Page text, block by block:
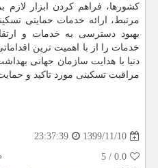
کشورها، فراهم کردن ابزار
مرتبط، ارائه خدمات حمایتی
بهبود دسترسی به خدمات و
دنیا با هدایت سازمان جهانی
مراقبت تسکینی مورد تاکید و
1399/11/10
23:37:39
0.0
/
5